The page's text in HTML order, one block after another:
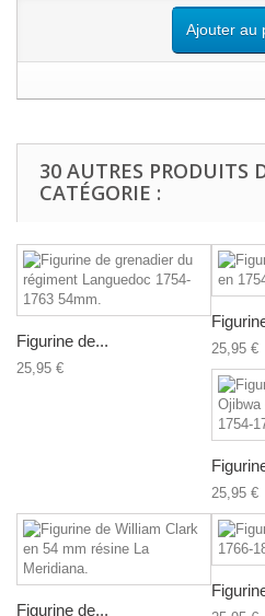
Ajouter au
30 AUTRES PRODUITS
CATÉGORIE :
Figurine de...
25,95 €
25,95 €
25,95 €
Figurine de...